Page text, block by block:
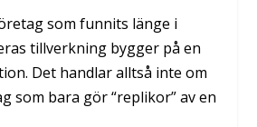
som funnits länge i
tillverkning bygger på en
Det handlar alltså inte om
som bara gör “replikor” av en